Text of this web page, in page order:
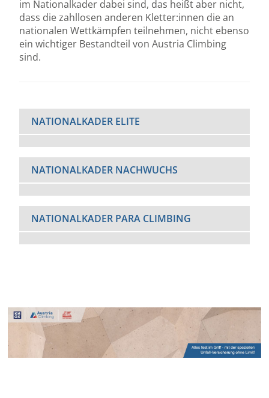
im Nationalkader dabei sind, das heißt aber nicht,
dass die zahllosen anderen Kletter:innen die an
nationalen Wettkämpfen teilnehmen, nicht ebenso
ein wichtiger Bestandteil von Austria Climbing
sind.
NATIONALKADER ELITE
NATIONALKADER NACHWUCHS
NATIONALKADER PARA CLIMBING